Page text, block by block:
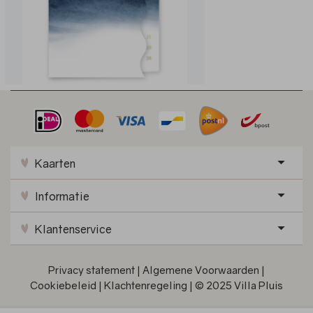
Kaarten
Informatie
Klantenservice
Privacy statement | Algemene Voorwaarden |
Cookiebeleid | Klachtenregeling | © 2025 Villa Pluis